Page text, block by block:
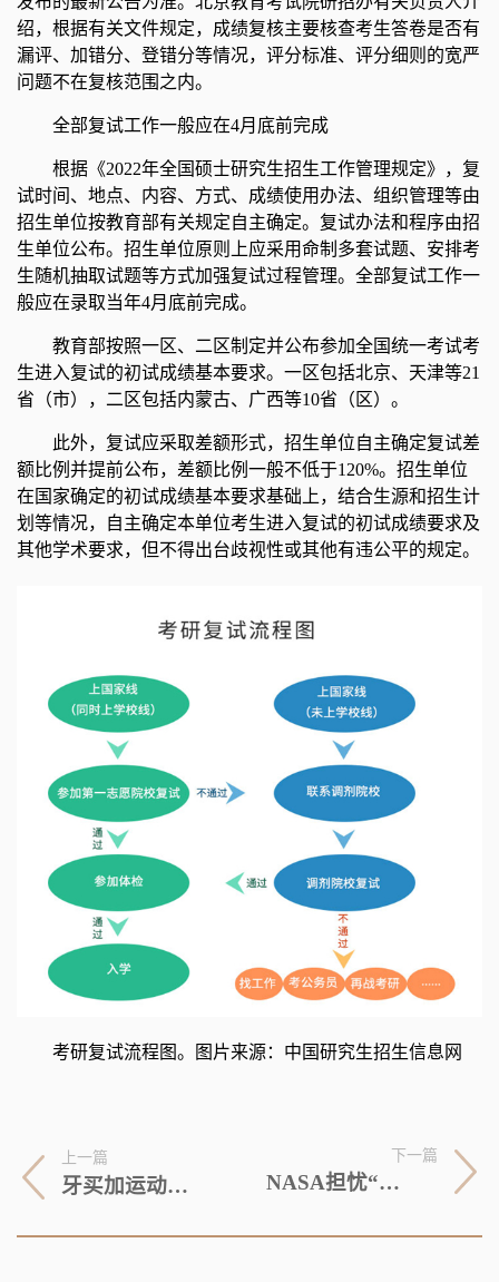
绍，根据有关文件规定，成绩复核主要核查考生答卷是否有
漏评、加错分、登错分等情况，评分标准、评分细则的宽严
问题不在复核范围之内。
全部复试工作一般应在4月底前完成
根据《2022年全国硕士研究生招生工作管理规定》， 复
试时间、地点、内容、方式、成绩使用办法、组织管理等由
招生单位按教育部有关规定自主确定。复试办法和程序由招
生单位公布。招生单位原则上应采用命制多套试题、安排考
生随机抽取试题等方式加强复试过程管理。全部复试工作一
般应在录取当年4月底前完成。
教育部按照一区、二区制定并公布参加全国统一考试考
生进入复试的初试成绩基本要求。一区包括北京、天津等21
省（市），二区包括内蒙古、广西等10省（区）。
此外，复试应采取差额形式，招生单位自主确定复试差
额比例并提前公布，差额比例一般不低于120%。招生单位
在国家确定的初试成绩基本要求基础上，结合生源和招生计
划等情况，自主确定本单位考生进入复试的初试成绩要求及
其他学术要求，但不得出台歧视性或其他有违公平的规定。
考研复试流程图。图片来源：中国研究生招生信息网
上一篇
牙买加运动员：北京冬奥会的精彩有序令人难忘
下一篇
NASA担忧“星链”计划 导致近地轨道“严重拥堵”